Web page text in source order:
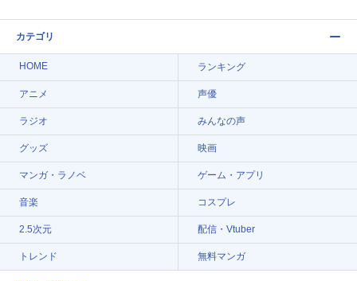
カテゴリ
HOME ランキング
アニメ 声優
ラジオ みんなの声
グッズ 映画
マンガ・ラノベ ゲーム・アプリ
音楽 コスプレ
2.5次元 配信・Vtuber
トレンド 無料マンガ